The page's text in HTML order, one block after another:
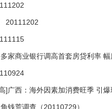
20111202
家商业银行调高首套房贷利率
]广西：海外因素加消费旺季 引
钱荒调查（20110729）